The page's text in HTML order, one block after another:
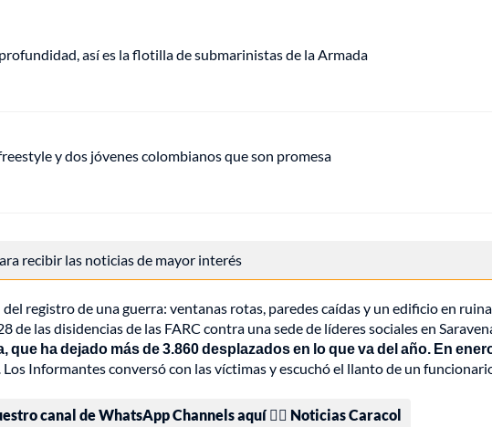
así es la flotilla de submarinistas de la Armada
y dos jóvenes colombianos que son promesa
recibir las noticias de mayor interés
registro de una guerra: ventanas rotas, paredes caídas y un edificio en
las disidencias de las FARC contra una sede de líderes sociales en
que ha dejado más de 3.860 desplazados en lo que va del año. En
Los Informantes conversó con las víctimas y escuchó el llanto de un
canal de WhatsApp Channels aquí 👉🏻 Noticias Caracol